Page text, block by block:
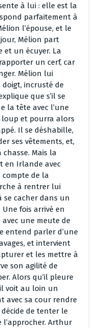
à lui : elle est la
parfaitement à
l’épouse, et le
Mélion part
et un écuyer. La
un cerf, car
Mélion lui
incrusté de
que s’il se
la tête avec l’une
loup et pourra alors
Il se déshabille,
ses vêtements, et,
Mais la
en Irlande avec
compte de la
à rentrer lui
se cacher dans un
fois arrivé en
avec une meute de
entend parler d’une
et intervient
et les mettre à
son agilité de
Alors qu’il pleure
voit au loin un
avec sa cour rendre
de tenter le
Arthur